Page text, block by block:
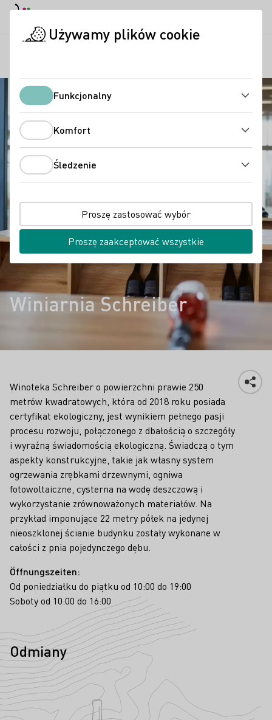
Winiarnia Schreiber
Winoteka Schreiber o powierzchni prawie 250
metrów kwadratowych, która od 2018 roku posiada
certyfikat ekologiczny, jest wynikiem pełnego pasji
procesu rozwoju, połączonego z dbałością o szczegóły
i wyraźną świadomością ekologiczną. Świadczą o tym
aspekty konstrukcyjne, takie jak własny system
ogrzewania zrębkami drzewnymi, ogniwa
fotowoltaiczne, cysterna na wodę deszczową i
wykorzystanie zrównoważonych materiałów. Na
przykład imponujące 22 metry półek na jedynej
nieoszklonej ścianie budynku zostały wykonane w
całości z pnia pojedynczego dębu.
Öffnungszeiten:
Od poniedziałku do piątku od 10:00 do 19:00
Soboty od 10:00 do 16:00
Odmiany
Używamy plików cookie
Funkcjonalny
Komfort
Śledzenie
Proszę zastosować wybór
Proszę zaakceptować wszystkie